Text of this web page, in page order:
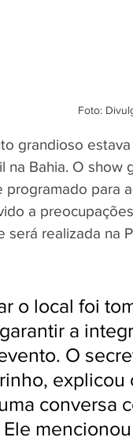
Foto:
grandioso
na Bahia. O show
programado para
a
realizada na
o local foi
a
O
explicou
conversa
Ele